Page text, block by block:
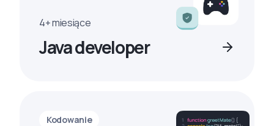
4+ miesiące
Java developer
Kodowanie